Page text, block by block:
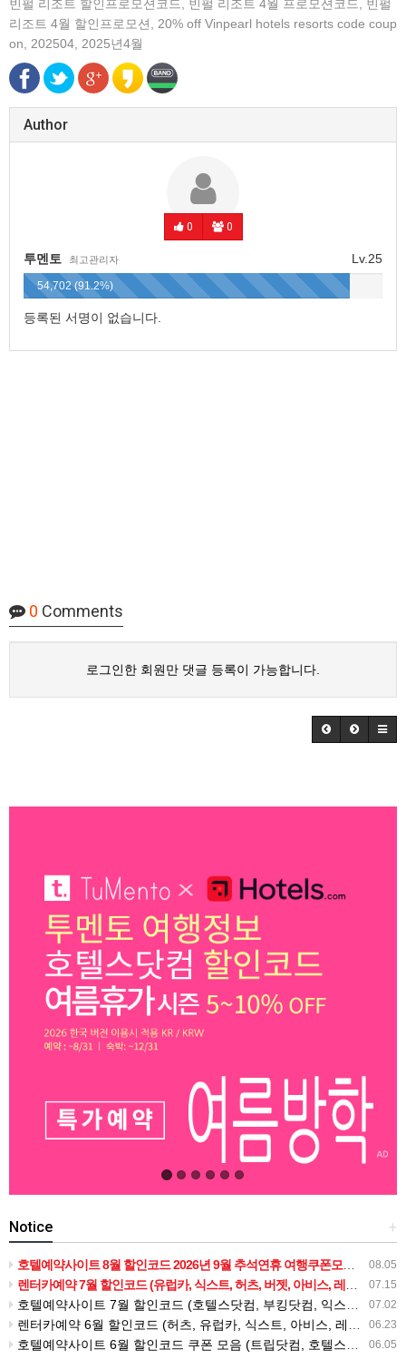
빈펄 리조트 할인프로모션코드, 빈펄 리조트 4월 프로모션코드, 빈펄
리조트 4월 할인프로모션, 20% off Vinpearl hotels resorts code coup
on, 202504, 2025년4월
Author
0 0
Lv.25
투멘토 최고관리자
54,702 (91.2%)
등록된 서명이 없습니다.
0 Comments
로그인한 회원만 댓글 등록이 가능합니다.
+
Notice
08.05
호텔예약사이트 8월 할인코드 2026년 9월 추석연휴 여행쿠폰모음 (호텔스닷컴, 트립닷컴, 부킹닷컴, 익스피디아, H10호텔, 메리어트, 힐튼, 베가스닷컴 등)
07.15
렌터카예약 7월 할인코드 (유럽카, 식스트, 허츠, 버젯, 아비스, 레일유럽, 유레일, 오미오) 8월 - 9월 유럽, 미국 추석연휴시즌 프로모션 교통편
07.02
호텔예약사이트 7월 할인코드 (호텔스닷컴, 부킹닷컴, 익스피디아, 트립닷컴, 힐튼, 메리어트, 베가스닷컴) 2026년 8월 웰니스여행
06.23
렌터카예약 6월 할인코드 (허츠, 유럽카, 식스트, 아비스, 레일유럽, 유레일, 오미오) 7월 - 8월 유럽, 미국 여름 휴가시즌 프로모션 교통편
06.05
호텔예약사이트 6월 할인코드 쿠폰 모음 (트립닷컴, 호텔스닷컴, 익스피디아, 부킹닷컴, 메리어트, 힐튼, 베가스닷컴, H10호텔 등) 2026년 7월 - 8월 여름휴가